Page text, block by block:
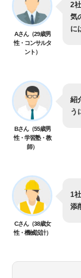
Aさん（29歳男
性・コンサルタ
ント）
2
気
に
Bさん（55歳男
性・学習塾・教
師）
紹
う
Cさん（38歳女
性・機械設計）
1
添